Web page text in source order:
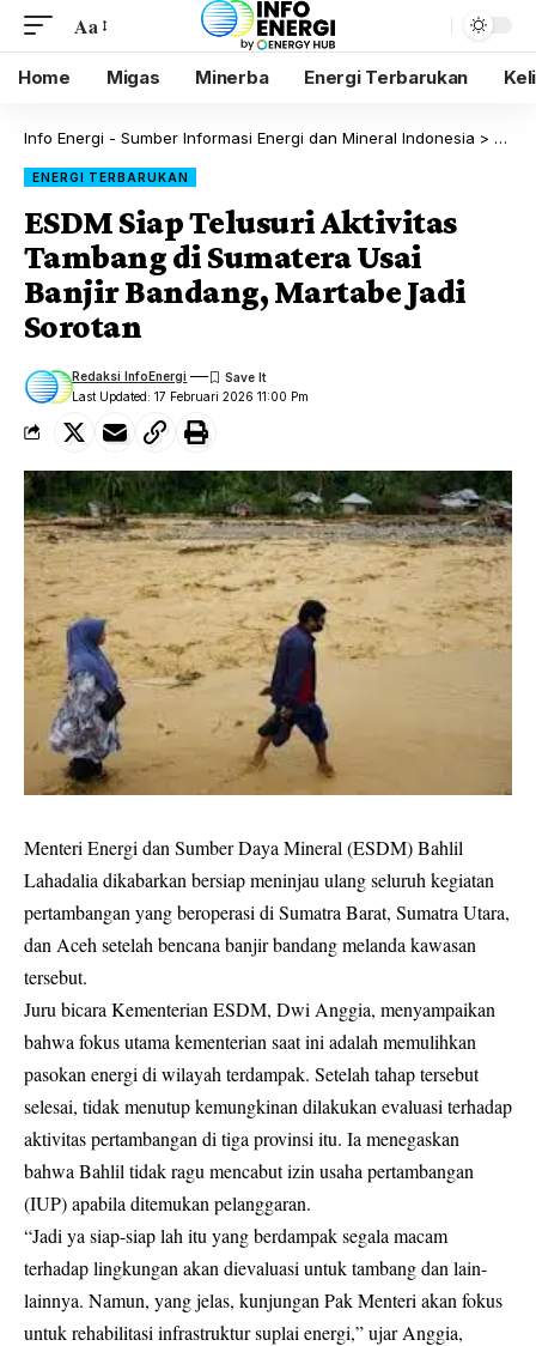
Aa
Home Migas Minerba Energi Terbarukan
Info Energi - Sumber Informasi Energi dan Mineral Indonesia > Blog
ENERGI TERBARUKAN
ESDM Siap Telusuri Aktivitas
Tambang di Sumatera Usai
Banjir Bandang, Martabe Jadi
Sorotan
Last Updated: 17 Februari 2026 11:00 Pm
Redaksi InfoEnergi
Menteri Energi dan Sumber Daya Mineral (ESDM) Bahlil
Lahadalia dikabarkan bersiap meninjau ulang seluruh kegiatan
pertambangan yang beroperasi di Sumatra Barat, Sumatra Utara,
dan Aceh setelah bencana banjir bandang melanda kawasan
tersebut.
Juru bicara Kementerian ESDM, Dwi Anggia, menyampaikan
bahwa fokus utama kementerian saat ini adalah memulihkan
pasokan energi di wilayah terdampak. Setelah tahap tersebut
selesai, tidak menutup kemungkinan dilakukan evaluasi terhadap
aktivitas pertambangan di tiga provinsi itu. Ia menegaskan
bahwa Bahlil tidak ragu mencabut izin usaha pertambangan
(IUP) apabila ditemukan pelanggaran.
“Jadi ya siap-siap lah itu yang berdampak segala macam
terhadap lingkungan akan dievaluasi untuk tambang dan lain-
lainnya. Namun, yang jelas, kunjungan Pak Menteri akan fokus
untuk rehabilitasi infrastruktur suplai energi,” ujar Anggia,